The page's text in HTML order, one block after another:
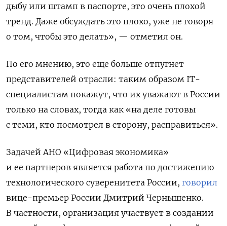
дыбу или штамп в паспорте, это очень плохой
тренд. Даже обсуждать это плохо, уже не говоря
о том, чтобы это делать», — отметил он.
По его мнению, это еще больше отпугнет
представителей отрасли: таким образом IT-
специалистам покажут, что их уважают в России
только на словах, тогда как «на деле готовы
с теми, кто посмотрел в сторону, расправиться».
Задачей АНО «Цифровая экономика»
и ее партнеров является работа по достижению
технологического суверенитета России, говорил
вице-премьер России Дмитрий Чернышенко.
В частности, организация участвует в создании